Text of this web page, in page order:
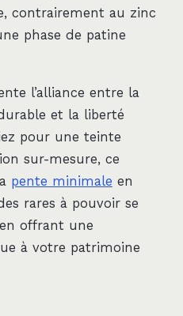
contrairement au zinc
phase de patine
l’alliance entre la
et la liberté
pour une teinte
sur-mesure, ce
pente minimale en
rares à pouvoir se
offrant une
à votre patrimoine